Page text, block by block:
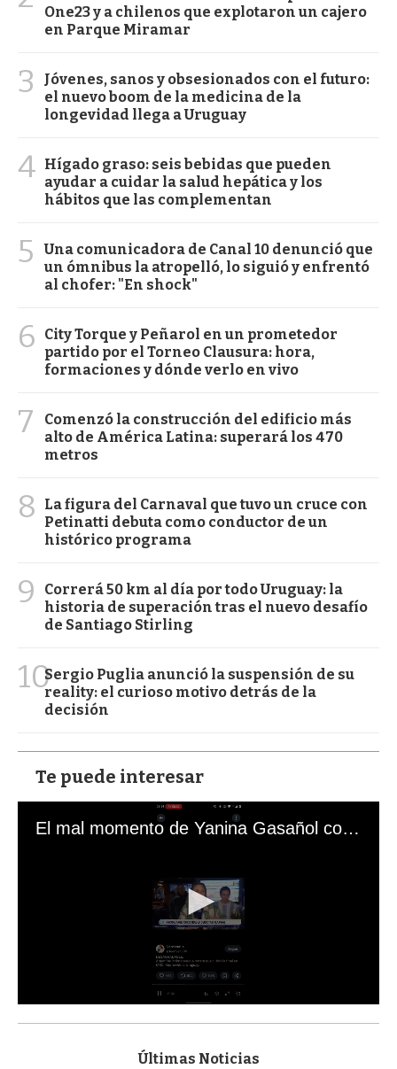
One23 y a chilenos que explotaron un cajero
en Parque Miramar
3
Jóvenes, sanos y obsesionados con el futuro:
el nuevo boom de la medicina de la
longevidad llega a Uruguay
4 Hígado graso: seis bebidas que pueden
ayudar a cuidar la salud hepática y los
hábitos que las complementan
5
Una comunicadora de Canal 10 denunció que
un ómnibus la atropelló, lo siguió y enfrentó
al chofer: "En shock"
6
City Torque y Peñarol en un prometedor
partido por el Torneo Clausura: hora,
formaciones y dónde verlo en vivo
7
Comenzó la construcción del edificio más
alto de América Latina: superará los 470
metros
8
La figura del Carnaval que tuvo un cruce con
Petinatti debuta como conductor de un
histórico programa
9
Correrá 50 km al día por todo Uruguay: la
historia de superación tras el nuevo desafío
de Santiago Stirling
10Sergio Puglia anunció la suspensión de su
reality: el curioso motivo detrás de la
decisión
Te puede interesar
El mal momento de Yanina Gasañol con un hincha argentino en "Subrayado"
s
Últimas Noticias